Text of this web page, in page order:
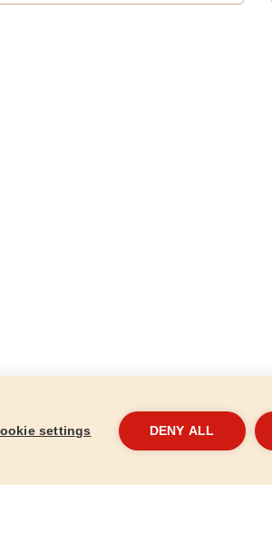
settings DENY ALL